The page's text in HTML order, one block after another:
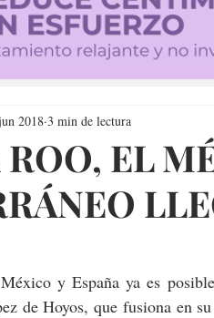
EL
2018 3 min de lectura
y España ya es
de Hoyos, que fusiona en